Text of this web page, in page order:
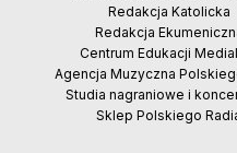
Redakcja Katolicka
Redakcja
Centrum Edukacji
Agencja Muzyczna
Studia nagraniowe i
Sklep Polskiego